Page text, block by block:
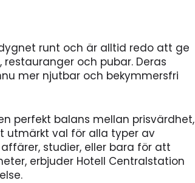
runt och är alltid redo att ge
och pubar. Deras
mer njutbar och bekymmersfri
perfekt balans mellan prisvärdhet,
utmärkt val för alla typer av
studier, eller bara för att
erbjuder Hotell Centralstation